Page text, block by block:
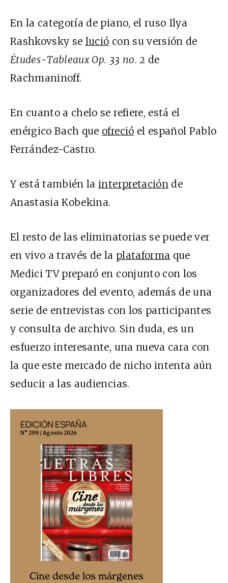
En la categoría de piano, el ruso Ilya
Rashkovsky se lució con su versión de
Études-Tableaux Op. 33 no. 2 de
Rachmaninoff.
En cuanto a chelo se refiere, está el
enérgico Bach que ofreció el español Pablo
Ferrández-Castro.
Y está también la interpretación de
Anastasia Kobekina.
El resto de las eliminatorias se puede ver
en vivo a través de la plataforma que
Medici TV preparó en conjunto con los
organizadores del evento, además de una
serie de entrevistas con los participantes
y consulta de archivo. Sin duda, es un
esfuerzo interesante, una nueva cara con
la que este mercado de nicho intenta aún
seducir a las audiencias.
EDICIÓN ESPAÑA
N° 299 / Agosto 2026
Cine desde los márgenes